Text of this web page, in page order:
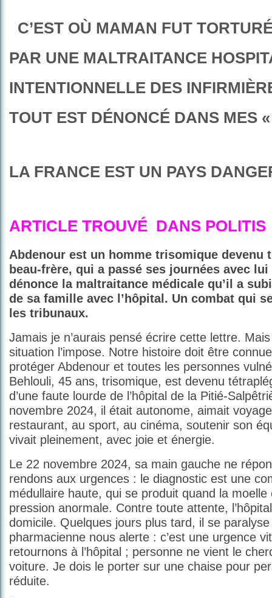
C’EST OÙ MAMAN FUT
PAR UNE MALTRAITANCE
INTENTIONNELLE DES
TOUT EST DÉNONCÉ DANS MES
LA FRANCE EST UN PAYS
ARTICLE TROUVÉ DANS POLITIS
Abdenour est un homme trisomique devenu
beau-frère, qui a passé ses journées avec
dénonce la maltraitance médicale qu’il a
de sa famille avec l’hôpital. Un combat qui
les tribunaux.
Jamais je n’aurais pensé écrire cette lettre.
situation l’impose. Notre histoire doit être
protéger Abdenour et toutes les personnes
Behlouli, 45 ans, trisomique, est devenu
d’une faute lourde de l’hôpital de la Pitié-
novembre 2024, il était autonome, aimait
restaurant, au sport, au cinéma, soutenir son
vivait pleinement, avec joie et énergie.
Le 22 novembre 2024, sa main gauche ne
rendons aux urgences : le diagnostic est une
médullaire haute, qui se produit quand la moelle
pression anormale. Contre toute attente,
domicile. Quelques jours plus tard, il se
pharmacienne nous alerte : c’est une urgence
retournons à l’hôpital ; personne ne vient le
voiture. Je dois le porter sur une chaise pour
réduite.